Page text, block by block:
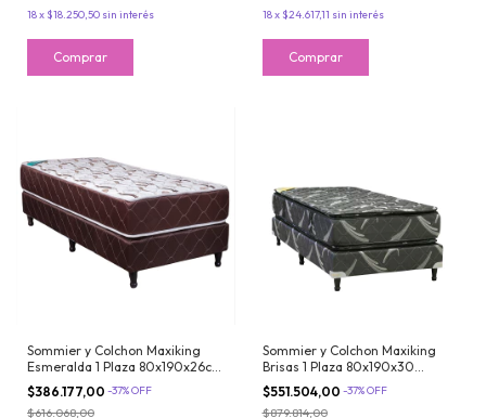
18x $18.250,50 sin interés 18x $24.617,11 sin interés
Sommier y Colchon Maxiking
Esmeralda 1 Plaza 80x190x26cm
Resortes Bonnell Tela de
Jackard Belga
$386.177,00 -37%OFF
$616.068,00
Sommier y Colchon Maxiking
Brisas 1 Plaza 80x190x30
Espuma de Alta Densidad Firme
con Doble Pillow Jackard
$551.504,00 -37%OFF
$879.814,00